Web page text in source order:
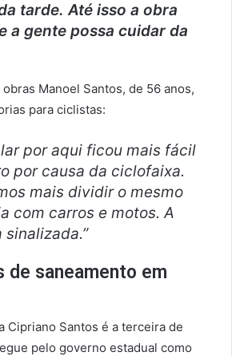
tarde. Até isso a obra
a gente possa cuidar da
Manoel Santos, de 56 anos,
para ciclistas:
por aqui ficou mais fácil
por causa da ciclofaixa.
mais dividir o mesmo
com carros e motos. A
de saneamento em
Cipriano Santos é a terceira de
pelo governo estadual como